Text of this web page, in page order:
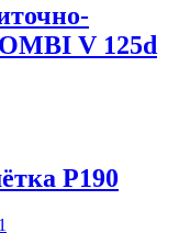
V 125d
P190